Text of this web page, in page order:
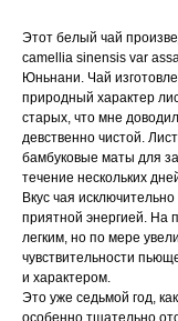
Этот белый чай
camellia sinensis var
Юньнани. Чай
природный характер
старых, что мне
девственно чистой.
бамбуковые маты для
течение нескольких
Вкус чая
приятной энергией. На
легким, но по мере
чувствительности
и характером.
Это уже седьмой год,